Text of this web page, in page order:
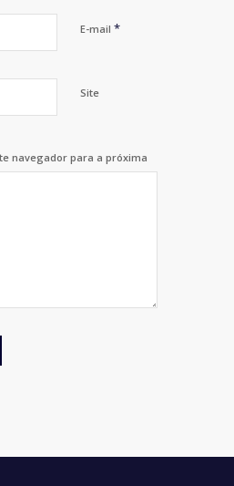
E-mail *
Site
navegador para a próxima